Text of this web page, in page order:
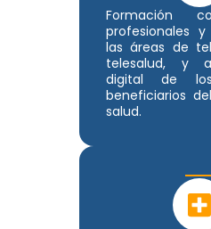
Formación
profesionales
las áreas de
telesalud, y
digital de
beneficiarios
salud.